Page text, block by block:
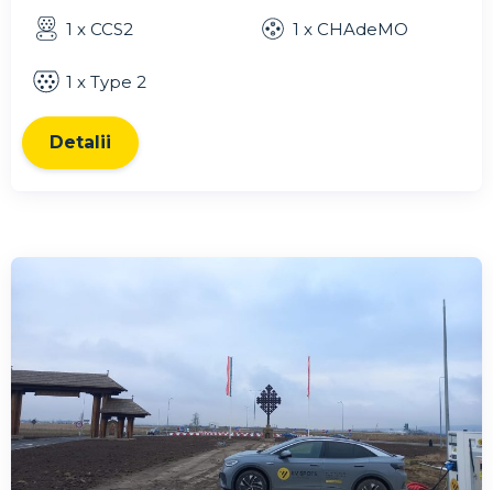
1 x CCS2 1 x CHAdeMO
1 x Type 2
Detalii